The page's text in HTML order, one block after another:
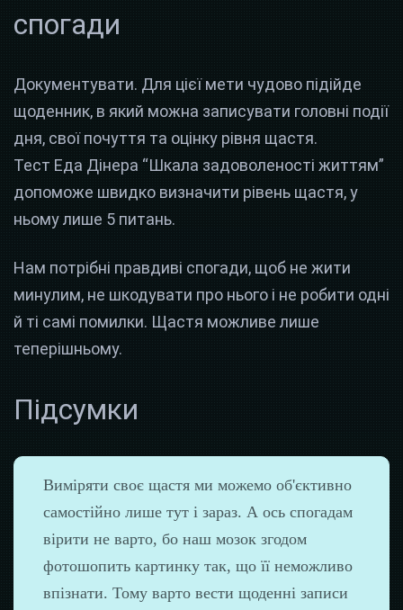
спогади
Документувати. Для цієї мети чудово підійде
щоденник, в який можна записувати головні події
дня, свої почуття та оцінку рівня щастя.
Тест Еда Дінера “Шкала задоволеності життям”
допоможе швидко визначити рівень щастя, у
ньому лише 5 питань.
Нам потрібні правдиві спогади, щоб не жити
минулим, не шкодувати про нього і не робити одні
й ті самі помилки. Щастя можливе лише
теперішньому.
Підсумки
Виміряти своє щастя ми можемо об'єктивно
самостійно лише тут і зараз. А ось спогадам
вірити не варто, бо наш мозок згодом
фотошопить картинку так, що її неможливо
впізнати. Тому варто вести щоденні записи